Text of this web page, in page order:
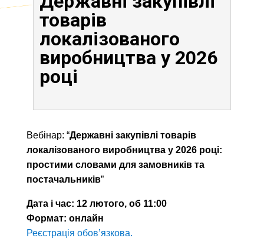
товарів
локалізованого
виробництва у 2026
році
Вебінар: “Державні закупівлі товарів
локалізованого виробництва у 2026 році:
простими словами для замовників та
постачальників”
Дата і час: 12 лютого, об 11:00
Формат: онлайн
Реєстрація обовʼязкова.